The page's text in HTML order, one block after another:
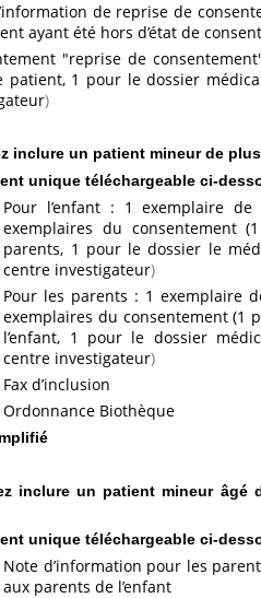
de reprise de
ayant été hors d’état de
"reprise de
patient, 1 pour le dossier
)
inclure un patient mineur de
unique téléchargeable ci-
Pour l’enfant : 1 exemplaire
exemplaires du consentement
parents, 1 pour le dossier le
centre investigateur)
Pour les parents : 1 exemplaire
exemplaires du consentement (1
l’enfant, 1 pour le dossier
centre investigateur)
Fax d’inclusion
Ordonnance Biothèque
inclure un patient mineur âgé
unique téléchargeable ci-
Note d’information pour les
aux parents de l’enfant